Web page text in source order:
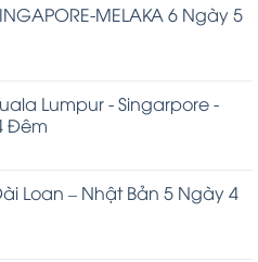
MELAKA 6 Ngày 5
Lumpur - Singarpore -
Đêm
Loan – Nhật Bản 5 Ngày 4